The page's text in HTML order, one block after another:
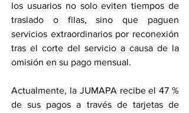
los usuarios no solo eviten tiempos de
traslado o filas, sino que paguen
servicios extraordinarios por reconexión
tras el corte del servicio a causa de la
omisión en su pago mensual.
Actualmente, la JUMAPA recibe el 47 %
de sus pagos a través de tarjetas de